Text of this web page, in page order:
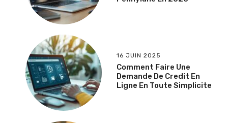
16 JUIN 2025
Comment Faire Une
Demande De Credit En
Ligne En Toute Simplicite